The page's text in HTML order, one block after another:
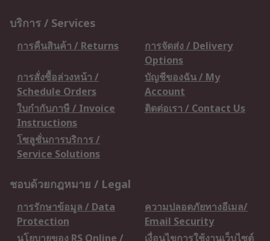
บริการ / Services
การคืนสินค้า / Returns
การจัดส่ง / Delivery
Options
การสั่งซื้อล่วงหน้า /
Schedule Orders
บัญชีของฉัน / My
Account
ใบกำกับภาษี / Invoice
Instructions
ติดต่อเรา / Contact Us
โซลูชั่นการบริการ /
Service Solutions
ชอบด้วยกฎหมาย / Legal
การรักษาข้อมูล / Data
Protection
ความปลอดภัยทางอีเมล/
Email Security
นโยบายของ RS Online /
เงื่อนไขการใช้งานเว็บไซต์